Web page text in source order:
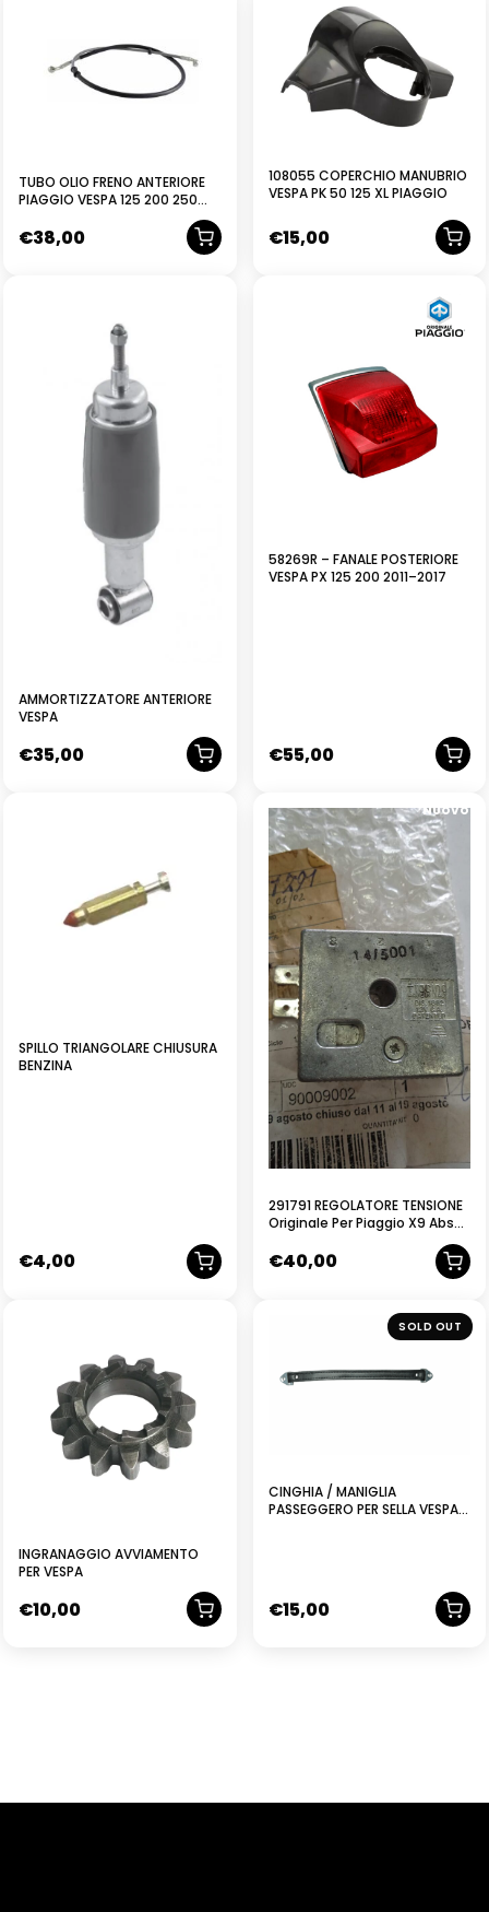
TUBO OLIO FRENO ANTERIORE
PIAGGIO VESPA 125 200 250
€38,00
108055 COPERCHIO MANUBRIO
VESPA PK 50 125 XL PIAGGIO
€15,00
AMMORTIZZATORE ANTERIORE
VESPA
€35,00
NUOVO
58269R – FANALE POSTERIORE
VESPA PX 125 200 2011–2017
€55,00
SPILLO TRIANGOLARE CHIUSURA
BENZINA
€4,00
NUOVO
291791 REGOLATORE TENSIONE
Originale Per Piaggio X9 Abs
€40,00
INGRANAGGIO AVVIAMENTO
PER VESPA
€10,00
NUOVO
SOLD OUT
CINGHIA / MANIGLIA
PASSEGGERO PER SELLA VESPA
€15,00